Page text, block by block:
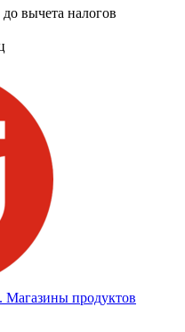
до вычета налогов
продуктов